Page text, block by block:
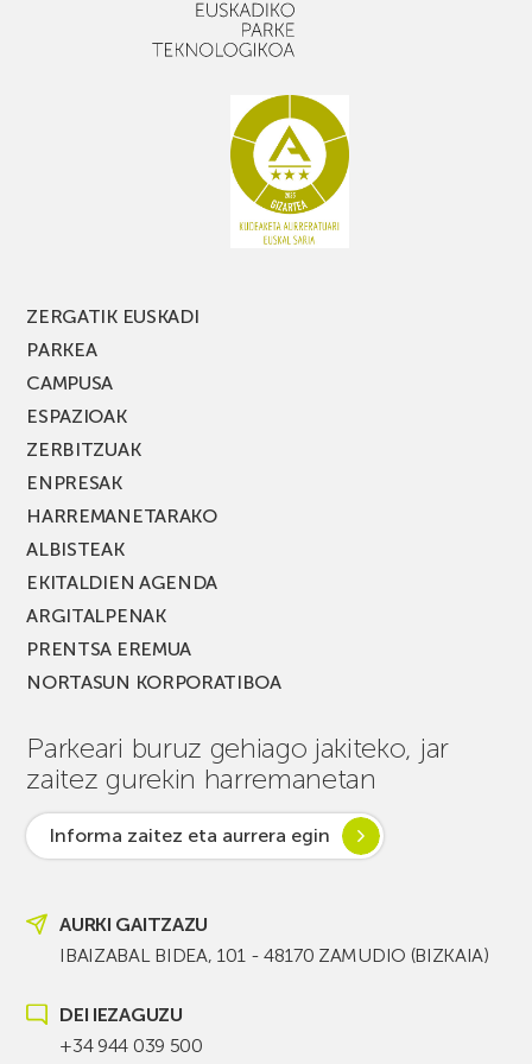
ZERGATIK EUSKADI
PARKEA
CAMPUSA
ESPAZIOAK
ZERBITZUAK
ENPRESAK
HARREMANETARAKO
ALBISTEAK
EKITALDIEN AGENDA
ARGITALPENAK
PRENTSA EREMUA
NORTASUN KORPORATIBOA
Parkeari buruz gehiago jakiteko, jar
zaitez gurekin harremanetan
Informa zaitez eta aurrera egin
AURKI GAITZAZU
IBAIZABAL BIDEA, 101 - 48170 ZAMUDIO (BIZKAIA)
DEI IEZAGUZU
+34 944 039 500